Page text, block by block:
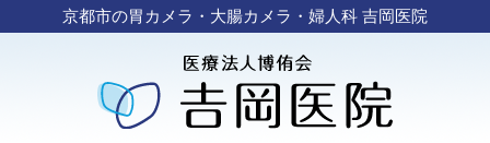
京都市の胃カメラ・大腸カメラ・婦人科 吉岡医院